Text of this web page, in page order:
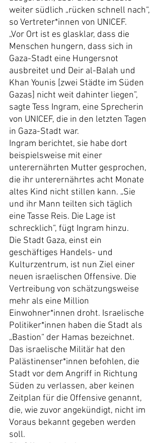
weiter südlich „rücken schnell nach“,
so Vertreter*innen von UNICEF.
„Vor Ort ist es glasklar, dass die
Menschen hungern, dass sich in
Gaza-Stadt eine Hungersnot
ausbreitet und Deir al-Balah und
Khan Younis [zwei Städte im Süden
Gazas] nicht weit dahinter liegen”,
sagte Tess Ingram, eine Sprecherin
von UNICEF, die in den letzten Tagen
in Gaza-Stadt war.
Ingram berichtet, sie habe dort
beispielsweise mit einer
unterernährten Mutter gesprochen,
die ihr unterernährtes acht Monate
altes Kind nicht stillen kann. „Sie
und ihr Mann teilten sich täglich
eine Tasse Reis. Die Lage ist
schrecklich“, fügt Ingram hinzu.
Die Stadt Gaza, einst ein
geschäftiges Handels- und
Kulturzentrum, ist nun Ziel einer
neuen israelischen Offensive. Die
Vertreibung von schätzungsweise
mehr als eine Million
Einwohner*innen droht. Israelische
Politiker*innen haben die Stadt als
„Bastion“ der Hamas bezeichnet.
Das israelische Militär hat den
Palästinenser*innen befohlen, die
Stadt vor dem Angriff in Richtung
Süden zu verlassen, aber keinen
Zeitplan für die Offensive genannt,
die, wie zuvor angekündigt, nicht im
Voraus bekannt gegeben werden
soll.